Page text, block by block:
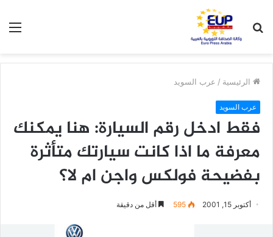
عن
الرئيسية / عرب السويد
عرب السويد
فقط ادخل رقم السيارة: هنا يمكنك
معرفة ما اذا كانت سيارتك متأثرة
بفضيحة فولكس واجن ام لا؟
أكتوبر 15, 2001 595 أقل من دقيقة